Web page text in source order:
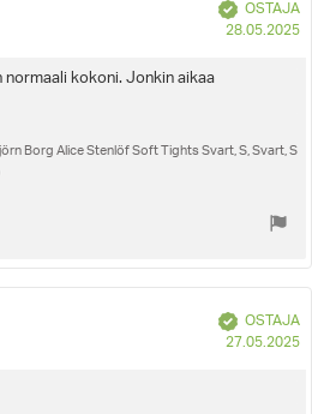
Vahvistettu
OSTAJA
28.05.2025
kokoni. Jonkin aikaa
Borg Alice Stenlöf Soft Tights Svart, S, Svart, S
Vahvistettu
OSTAJA
27.05.2025